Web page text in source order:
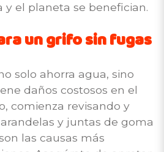
el planeta se benefician.
un grifo sin fugas
solo ahorra agua, sino
daños costosos en el
comienza revisando y
y juntas de goma
las causas más